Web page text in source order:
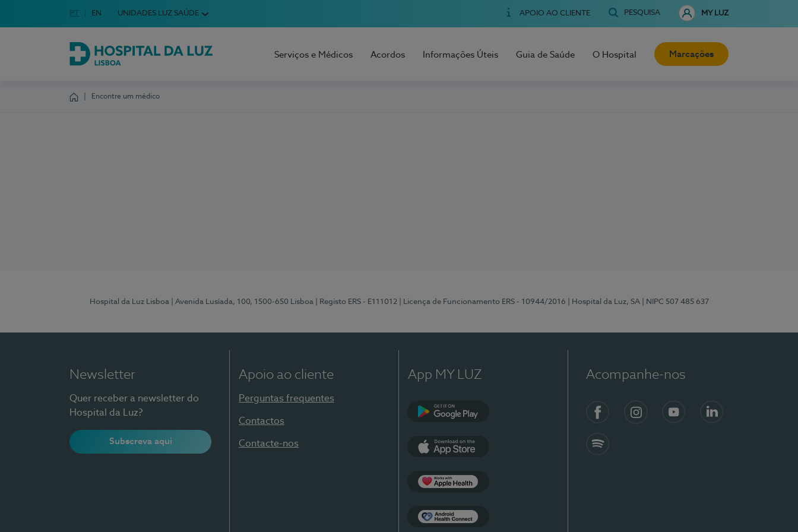
Escolha o seu idioma
Idioma em Português
PT English Language
EN UNIDADES LUZ SAÚDE APOIO AO CLIENTE PESQUISA MY LUZ
Hospital da Luz Lisboa
Serviços e Médicos Acordos Informações Úteis Guia de Saúde O Hospital Marcações
Encontre um médico
Hospital da Luz Lisboa | Avenida Lusíada, 100, 1500-650 Lisboa | Registo ERS - E111012 | Licença de Funcionamento ERS - 10944/2016 | Hospital da Luz, SA | NIPC 507 485 637
Newsletter
Quer receber a newsletter do
Hospital da Luz?
Subscreva aqui
Apoio ao cliente
Perguntas frequentes
Contactos
Contacte-nos
App MY LUZ Acompanhe-nos